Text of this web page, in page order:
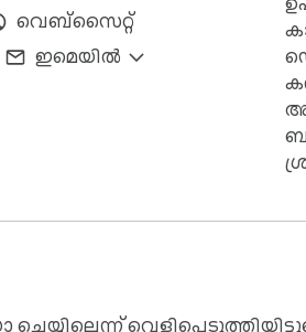
വെബ്‌സൈറ്റ്
ഇമെയിൽ